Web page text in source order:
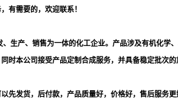
有需要的，欢迎联系！
、生产、销售为一体的化工企业。产品涉及有机化学
时本公司接受产品定制合成服务，并具备稳定批次
先发货，后付款，产品质量好，价格好，售后服务更